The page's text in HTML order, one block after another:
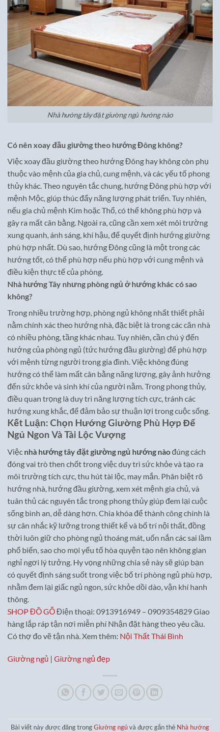
Nhà hướng tây đặt giường ngủ hướng nào
Có nên xoay đầu giường theo hướng Đông không?
Việc xoay đầu giường theo hướng Đông hay không còn phụ
thuộc vào mệnh của gia chủ, cung mệnh, và các yếu tố phong
thủy khác. Theo nguyên tắc chung, hướng Đông phù hợp với
mệnh Mộc, giúp thúc đẩy năng lượng phát triển. Tuy nhiên,
nếu gia chủ mệnh Kim hoặc Thổ, có thể không phù hợp và
gây ra mất cân bằng. Ngoài ra, cũng cần xem xét môi trường
xung quanh, ánh sáng, khí hậu, để quyết định hướng giường
phù hợp nhất. Dù sao, hướng Đông cũng là một trong các
hướng tốt, có thể phù hợp nếu phù hợp với cung mệnh và
điều kiện thực tế của phòng.
Nhà hướng Tây nhưng phòng ngủ ở hướng khác có sao
không?
Trong nhiều trường hợp, phòng ngủ không nhất thiết phải
nằm chính xác theo hướng nhà, đặc biệt là trong các căn nhà
có nhiều phòng, tầng khác nhau. Tuy nhiên, cần chú ý đến
hướng của phòng ngủ (tức hướng đầu giường) để phù hợp
với mệnh từng người trong gia đình. Việc không đúng
hướng có thể làm mất cân bằng năng lượng, gây ảnh hưởng
đến sức khỏe và sinh khí của người nằm. Trong phong thủy,
điều quan trọng là duy trì năng lượng tích cực, tránh các
hướng xung khắc, để đảm bảo sự thuận lợi trong cuộc sống.
Kết Luận: Chọn Hướng Giường Phù Hợp Để
Ngủ Ngon Và Tài Lộc Vượng
Việc nhà hướng tây đặt giường ngủ hướng nàođúng cách
đóng vai trò then chốt trong việc duy trì sức khỏe và tạo ra
môi trường tích cực, thu hút tài lộc, may mắn. Phân biệt rõ
hướng nhà, hướng đầu giường, xem xét mệnh gia chủ, và
tuân thủ các nguyên tắc trong phong thủy giúp đem lại cuộc
sống bình an, dễ dàng hơn. Chìa khóa để thành công chính là
sự cân nhắc kỹ lưỡng trong thiết kế và bố trí nội thất, đồng
thời luôn giữ cho phòng ngủ thoáng mát, uốn nắn các sai lầm
phổ biến, sao cho mọi yếu tố hòa quyện tạo nên không gian
nghỉ ngơi lý tưởng. Hy vọng những chia sẻ này sẽ giúp bạn
có quyết định sáng suốt trong việc bố trí phòng ngủ phù hợp,
nhằm đem lại giấc ngủ ngon, sức khỏe dồi dào, vận khí hanh
thông.
SHOP ĐỒ GỖĐiện thoại: 0913916949 – 0909354829 Giao
hàng lắp ráp tận nơi miễn phí Nhận đặt hàng theo yêu cầu.
Có thợ đo vẽ tận nhà. Xem thêm: Nội Thất Thái Bình
Giường ngủ | Giường ngủ đẹp
Bài viết này được đăng trongGiường ngủvà được gắn thẻ Nhà hướng